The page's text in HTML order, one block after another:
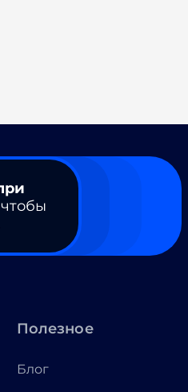
чтобы
Полезное
Блог